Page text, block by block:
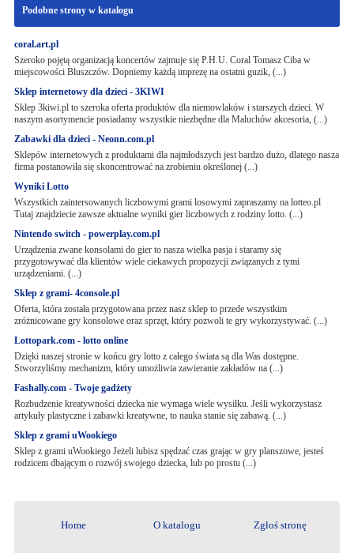
Podobne strony w katalogu
coral.art.pl
Szeroko pojętą organizacją koncertów zajmuje się P.H.U. Coral Tomasz Ciba w
miejscowości Bluszczów. Dopniemy każdą imprezę na ostatni guzik, (...)
Sklep internetowy dla dzieci - 3KIWI
Sklep 3kiwi.pl to szeroka oferta produktów dla niemowlaków i starszych dzieci. W
naszym asortymencie posiadamy wszystkie niezbędne dla Maluchów akcesoria, (...)
Zabawki dla dzieci - Neonn.com.pl
Sklepów internetowych z produktami dla najmłodszych jest bardzo dużo, dlatego nasza
firma postanowiła się skoncentrować na zrobieniu określonej (...)
Wyniki Lotto
Wszystkich zaintersowanych liczbowymi grami losowymi zapraszamy na lotteo.pl
Tutaj znajdziecie zawsze aktualne wyniki gier liczbowych z rodziny lotto. (...)
Nintendo switch - powerplay.com.pl
Urządzenia zwane konsolami do gier to nasza wielka pasja i staramy się
przygotowywać dla klientów wiele ciekawych propozycji związanych z tymi
urządzeniami. (...)
Sklep z grami- 4console.pl
Oferta, która została przygotowana przez nasz sklep to przede wszystkim
zróżnicowane gry konsolowe oraz sprzęt, który pozwoli te gry wykorzystywać. (...)
Lottopark.com - lotto online
Dzięki naszej stronie w końcu gry lotto z całego świata są dla Was dostępne.
Stworzyliśmy mechanizm, który umożliwia zawieranie zakładów na (...)
Fashally.com - Twoje gadżety
Rozbudzenie kreatywności dziecka nie wymaga wiele wysiłku. Jeśli wykorzystasz
artykuły plastyczne i zabawki kreatywne, to nauka stanie się zabawą. (...)
Sklep z grami uWookiego
Sklep z grami uWookiego Jeżeli lubisz spędzać czas grając w gry planszowe, jesteś
rodzicem dbającym o rozwój swojego dziecka, lub po prostu (...)
Home O katalogu Zgłoś stronę